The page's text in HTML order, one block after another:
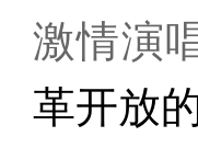
激情演
革开放